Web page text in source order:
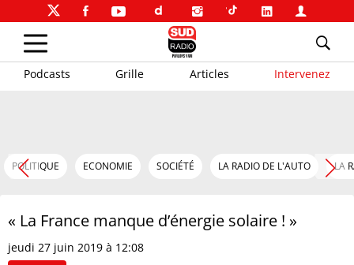
Podcasts Grille Articles Intervenez
POLITIQUE ECONOMIE SOCIÉTÉ LA RADIO DE L'AUTO LA
« La France manque d’énergie solaire ! »
jeudi 27 juin 2019 à 12:08